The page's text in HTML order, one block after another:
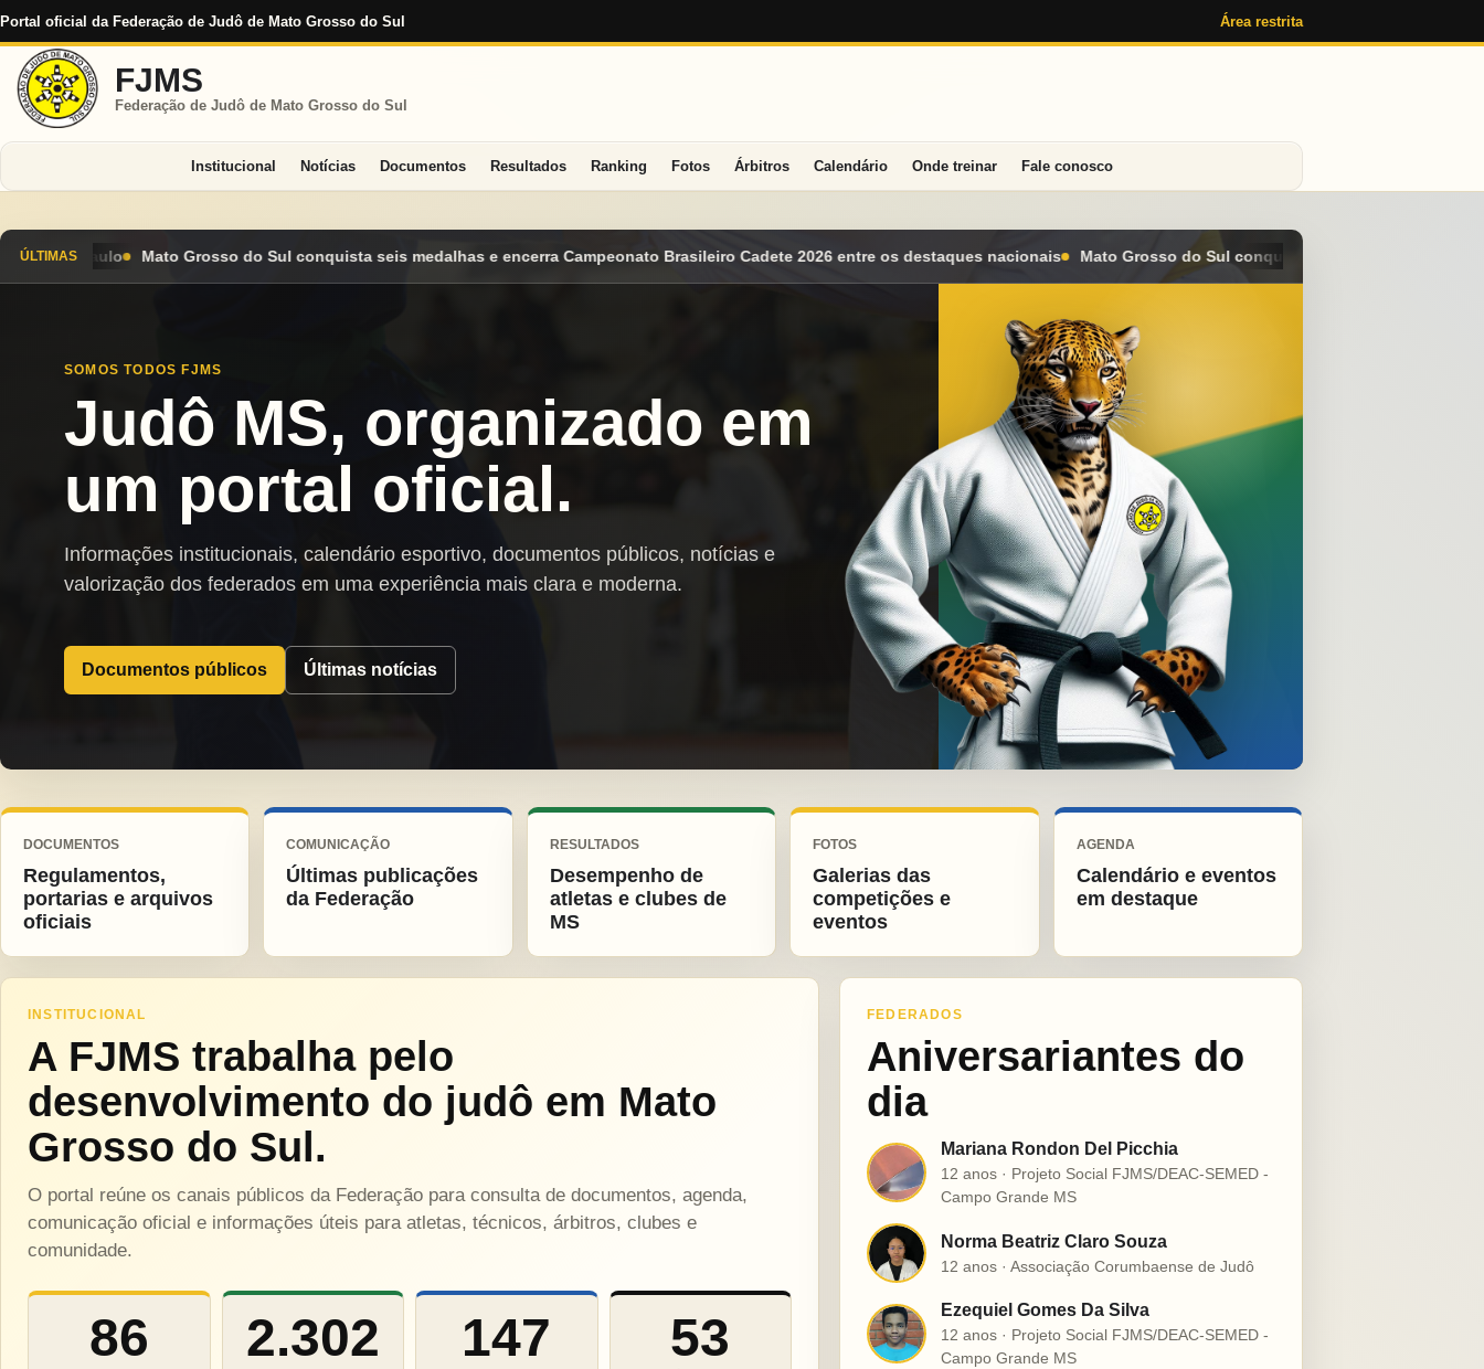
Portal oficial da Federação de Judô de Mato Grosso do Sul Área restrita
FJMS
Federação de Judô de Mato Grosso do Sul
Institucional Notícias Documentos Resultados Ranking Fotos Árbitros Calendário Onde treinar Fale conosco
ÚLTIMAS
conquista seis medalhas e encerra Campeonato Brasileiro Cadete 2026 entre os destaques nacionais Mato Grosso do Sul conquista seis medalhas e alcança o 4º lugar geral no Campeonato
SOMOS TODOS FJMS
Judô MS, organizado em
um portal oficial.
Informações institucionais, calendário esportivo, documentos públicos, notícias e
valorização dos federados em uma experiência mais clara e moderna.
Documentos públicos Últimas notícias
DOCUMENTOS
Regulamentos,
portarias e arquivos
oficiais
COMUNICAÇÃO
Últimas publicações
da Federação
RESULTADOS
Desempenho de
atletas e clubes de
MS
FOTOS
Galerias das
competições e
eventos
AGENDA
Calendário e eventos
em destaque
INSTITUCIONAL
A FJMS trabalha pelo
desenvolvimento do judô em Mato
Grosso do Sul.
O portal reúne os canais públicos da Federação para consulta de documentos, agenda,
comunicação oficial e informações úteis para atletas, técnicos, árbitros, clubes e
comunidade.
86 2.302 147 53
FEDERADOS
Aniversariantes do
dia
M
Mariana Rondon Del Picchia
12 anos · Projeto Social FJMS/DEAC-SEMED -
Campo Grande MS
N Norma Beatriz Claro Souza
12 anos · Associação Corumbaense de Judô
E
Ezequiel Gomes Da Silva
12 anos · Projeto Social FJMS/DEAC-SEMED -
Campo Grande MS